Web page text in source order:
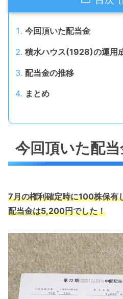
今回頂いた配当金
積水ハウス(1928)の運用
配当金の推移
まとめ
今回頂いた配
7月の権利確定時に100株保有
配当金は5,200円でした！